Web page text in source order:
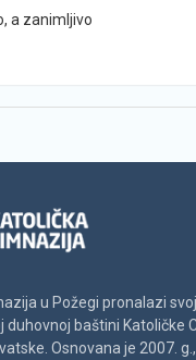
a zanimljivo
u Požegi pronalazi
duhovnoj baštini Katoličke
Osnovana je 2007.